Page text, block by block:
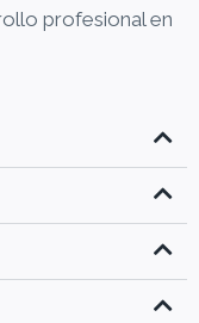
profesional en